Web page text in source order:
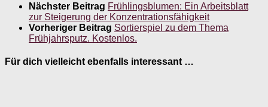
Nächster Beitrag Frühlingsblumen: Ein Arbeitsblatt
zur Steigerung der Konzentrationsfähigkeit
Vorheriger Beitrag Sortierspiel zu dem Thema
Frühjahrsputz. Kostenlos.
Für dich vielleicht ebenfalls interessant …